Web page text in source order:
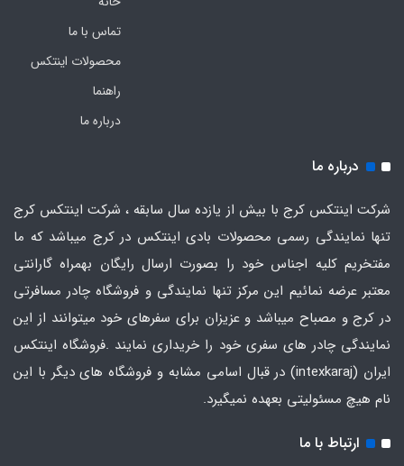
تماس با ما
محصولات اینتکس
راهنما
درباره ما
درباره ما
شرکت اینتکس کرج با بیش از یازده سال سابقه ، شرکت اینتکس کرج
تنها نمایندگی رسمی محصولات بادی اینتکس در کرج میباشد که ما
مفتخریم کلیه اجناس خود را بصورت ارسال رایگان بهمراه گارانتی
معتبر عرضه نمائیم این مرکز تنها نمایندگی و فروشگاه چادر مسافرتی
در کرج و مصباح میباشد و عزیزان برای سفرهای خود میتوانند از این
نمایندگی چادر های سفری خود را خریداری نمایند .فروشگاه اینتکس
ایران
(intexkaraj) در قبال اسامی مشابه و فروشگاه های دیگر با این
نام هیچ مسئولیتی بعهده نمیگیرد.
ارتباط با ما